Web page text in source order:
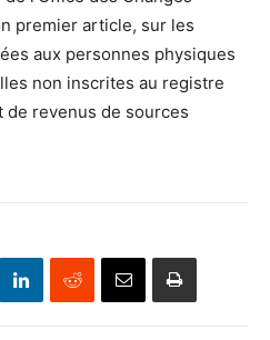
premier article, sur les
aux personnes physiques
non inscrites au registre
de revenus de sources